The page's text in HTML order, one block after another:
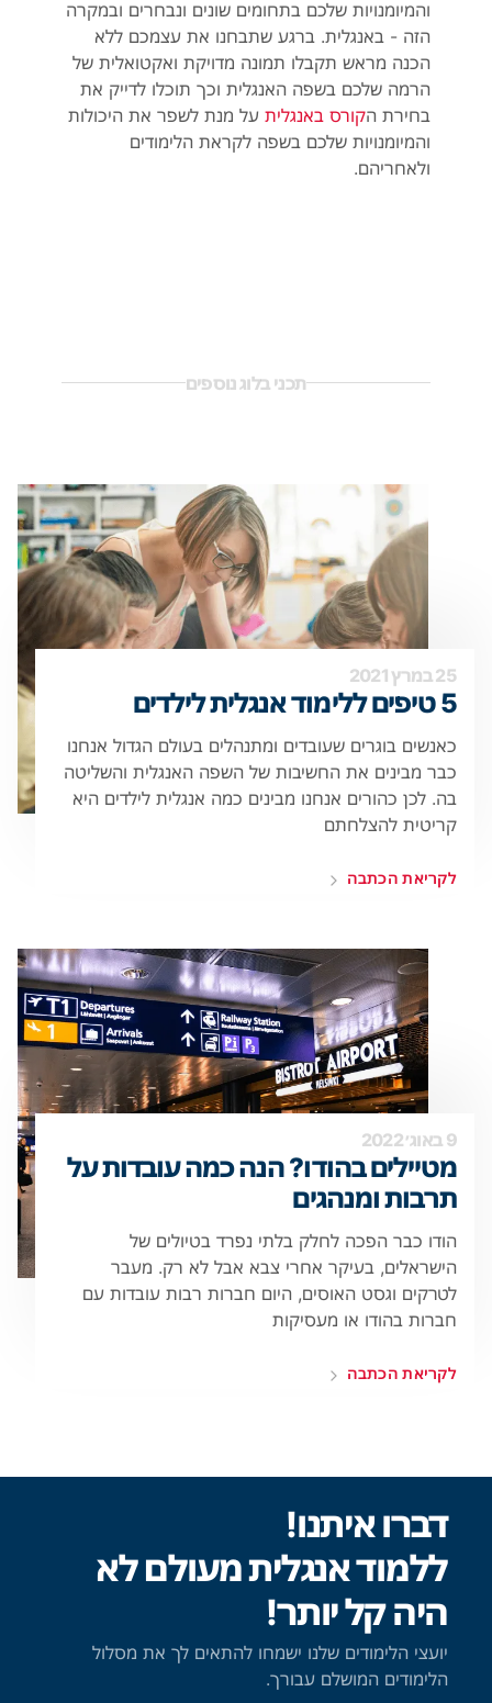
והמיומנויות שלכם בתחומים שונים ונבחרים ובמקרה
הזה - באנגלית. ברגע שתבחנו את עצמכם ללא
הכנה מראש תקבלו תמונה מדויקת ואקטואלית של
הרמה שלכם בשפה האנגלית וכך תוכלו לדייק את
בחירת הקורס באנגליתעל מנת לשפר את היכולות
והמיומנויות שלכם בשפה לקראת הלימודים
ולאחריהם.
תכני בלוג נוספים
25 במרץ 2021
כאנשים בוגרים שעובדים ומתנהלים בעולם הגדול אנחנו
כבר מבינים את החשיבות של השפה האנגלית והשליטה
בה. לכן כהורים אנחנו מבינים כמה אנגלית לילדים היא
קריטית להצלחתם
לקריאת הכתבה
מטיילים בהודו? הנה כמה עובדות על
תרבות ומנהגים
הודו כבר הפכה לחלק בלתי נפרד בטיולים של
הישראלים, בעיקר אחרי צבא אבל לא רק. מעבר
לטרקים וגסט האוסים, היום חברות רבות עובדות עם
חברות בהודו או מעסיקות
לקריאת הכתבה
דברו איתנו!
ללמוד אנגלית מעולם לא
היה קל יותר!
יועצי הלימודים שלנו ישמחו להתאים לך את מסלול
הלימודים המושלם עבורך.